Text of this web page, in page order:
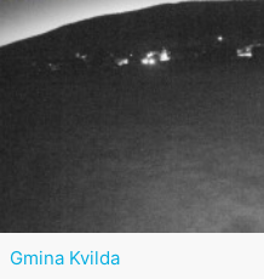
Gmina Kvilda